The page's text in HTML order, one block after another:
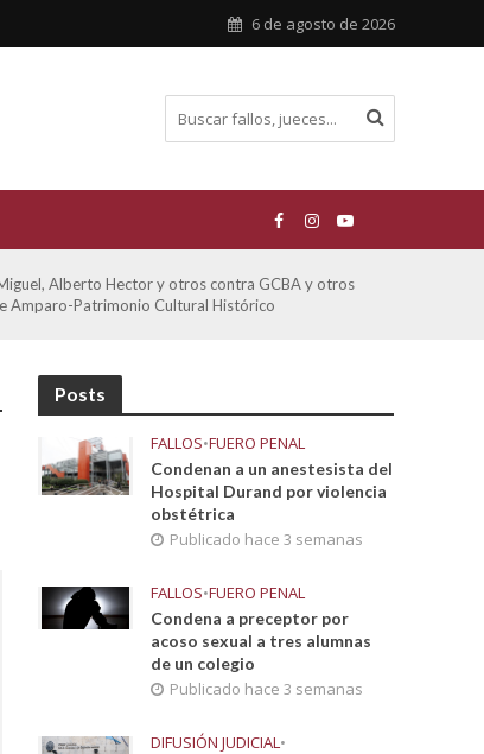
6 de agosto de 2026
Alberto Hector y otros contra GCBA y otros
Amparo-Patrimonio Cultural Histórico
Posts
FALLOS•FUERO PENAL
Condenan a un anestesista del
Hospital Durand por violencia
obstétrica
Publicado hace 3 semanas
FALLOS•FUERO PENAL
Condena a preceptor por
acoso sexual a tres alumnas
de un colegio
Publicado hace 3 semanas
DIFUSIÓN JUDICIAL•